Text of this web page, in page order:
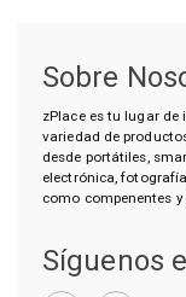
Sobre
zPlace es tu lugar
variedad de
desde portátiles,
electrónica,
como compenentes
Síguenos